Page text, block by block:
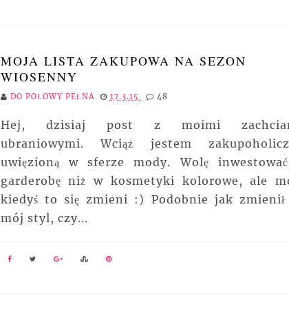
MOJA LISTA ZAKUPOWA NA SEZON
WIOSENNY
DO POŁOWY PEŁNA 17.3.15 48
Hej, dzisiaj post z moimi
ubraniowymi. Wciąż jestem
uwięzioną w sferze mody. Wolę
garderobę niż w kosmetyki kolorowe, ale
kiedyś to się zmieni :) Podobnie jak zmienił
mój styl, czy...